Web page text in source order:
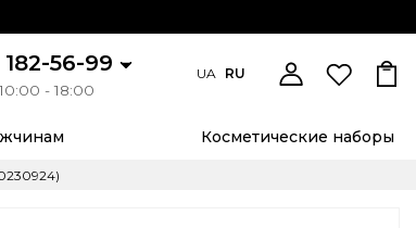
56-99
- 18:00
UA RU
Косметические наборы